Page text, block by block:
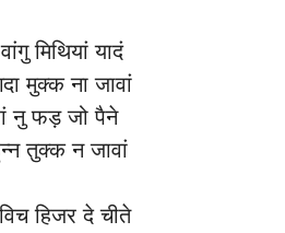
मिथियां यादं
मुक्क ना जावां
नु फड़ जो पैने
तुक्क न जावां
हिजर दे चीते